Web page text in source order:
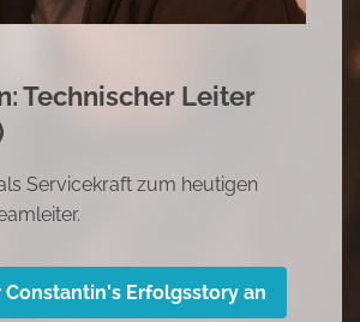
(seit 2010)
dann im Service
Hallenleiterin